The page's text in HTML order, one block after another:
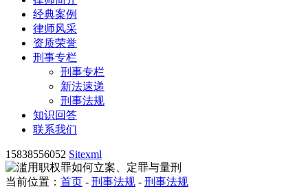
经典案例
律师风采
资质荣誉
刑事专栏
刑事专栏
新法速递
刑事法规
知识回答
联系我们
15838556052 Sitexml
当前位置： 首页 - 刑事法规 - 刑事法规